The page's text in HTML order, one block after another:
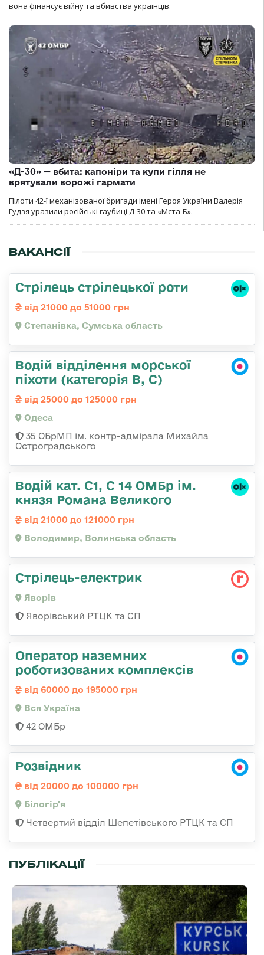
вона фінансує війну та вбивства українців.
«Д-30» — вбита: капоніри та купи гілля не
врятували ворожі гармати
Пілоти 42-ї механізованої бригади імені Героя України Валерія
Гудзя уразили російські гаубиці Д-30 та «Мста-Б».
ВАКАНСІЇ
Стрілець стрілецької роти
від 21000 до 51000 грн
Степанівка, Сумська область
Водій відділення морської
піхоти (категорія B, C)
від 25000 до 125000 грн
Одеса
35 ОБрМП ім. контр-адмірала Михайла
Остроградського
Водій кат. С1, С 14 ОМБр ім.
князя Романа Великого
від 21000 до 121000 грн
Володимир, Волинська область
Стрілець-електрик
Яворів
Яворівський РТЦК та СП
Оператор наземних
роботизованих комплексів
від 60000 до 195000 грн
Вся Україна
42 ОМБр
Розвідник
від 20000 до 100000 грн
Білогір'я
Четвертий відділ Шепетівського РТЦК та СП
ПУБЛІКАЦІЇ